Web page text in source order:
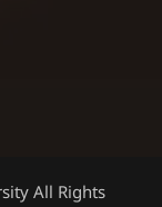
All Rights